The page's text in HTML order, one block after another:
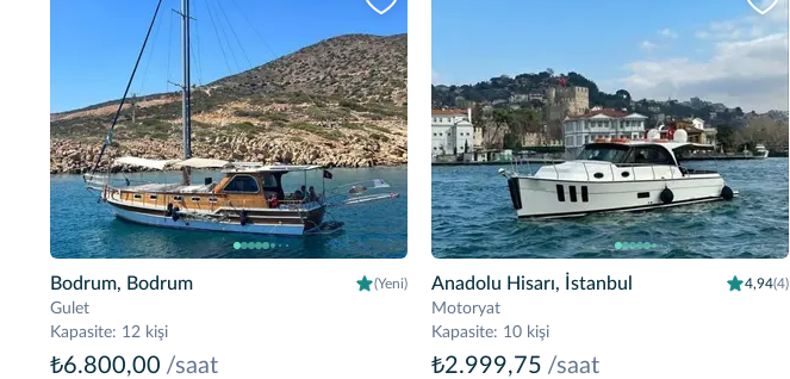
Bodrum, Bodrum (Yeni)
Gulet
Kapasite: 12 kişi
₺6.800,00 /saat
Anadolu Hisarı, İstanbul 4,94(4)
Motoryat
Kapasite: 10 kişi
₺2.999,75 /saat